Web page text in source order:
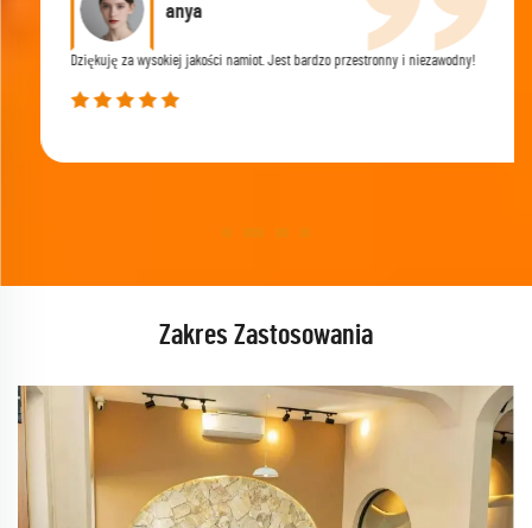
anya
Dziękuję za wysokiej jakości namiot. Jest bardzo przestronny i niezawodny!
Zakres Zastosowania